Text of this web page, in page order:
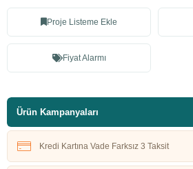
Proje Listeme Ekle
Fiyat Alarmı
Ürün Kampanyaları
Kredi Kartına Vade Farksız 3 Taksit